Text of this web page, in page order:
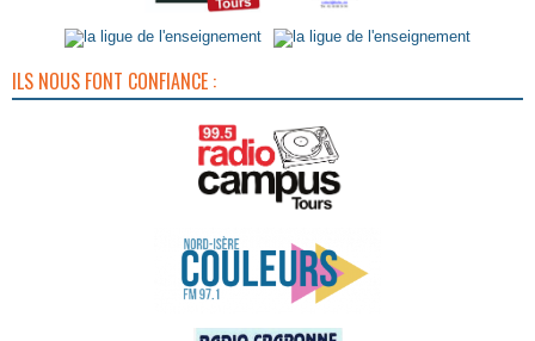
ILS NOUS FONT CONFIANCE :